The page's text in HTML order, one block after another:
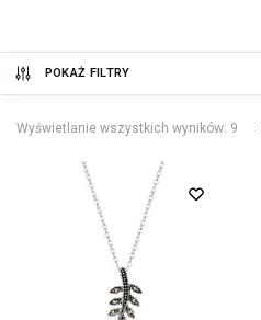
POKAŻ FILTRY
Wyświetlanie wszystkich wyników: 9